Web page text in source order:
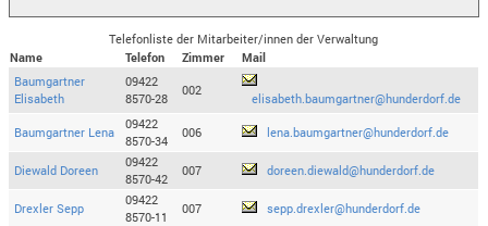
Telefonliste der Mitarbeiter/innen der Verwaltung
Name
Telefon Zimmer
Mail
Baumgartner
Elisabeth
09422
8570-28
002
elisabeth.baumgartner@hunderdorf.de
Baumgartner Lena
09422
8570-34
006 lena.baumgartner@hunderdorf.de
Diewald Doreen
09422
8570-42
007 doreen.diewald@hunderdorf.de
Drexler Sepp
09422
8570-11
007 sepp.drexler@hunderdorf.de